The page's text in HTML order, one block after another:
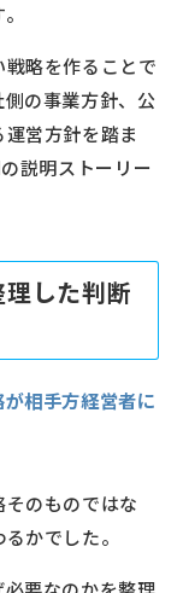
略を作ることで
の事業方針、公
営方針を踏ま
説明ストーリー
した判断
相手方経営者に
のものではな
かでした。